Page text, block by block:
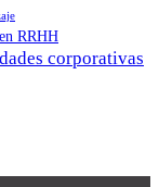
RRHH
corporativas